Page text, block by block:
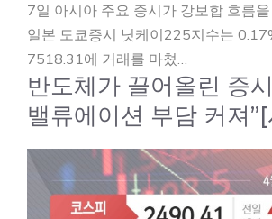
7일 아시아 주요 증시가 강보합 흐름
일본 도쿄증시 닛케이225지수는
7518.31에 거래를 마쳤…
반도체가 끌어올린 증
밸류에이션 부담 커져